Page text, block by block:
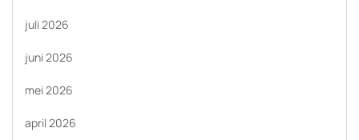
juli 2026
juni 2026
mei 2026
april 2026